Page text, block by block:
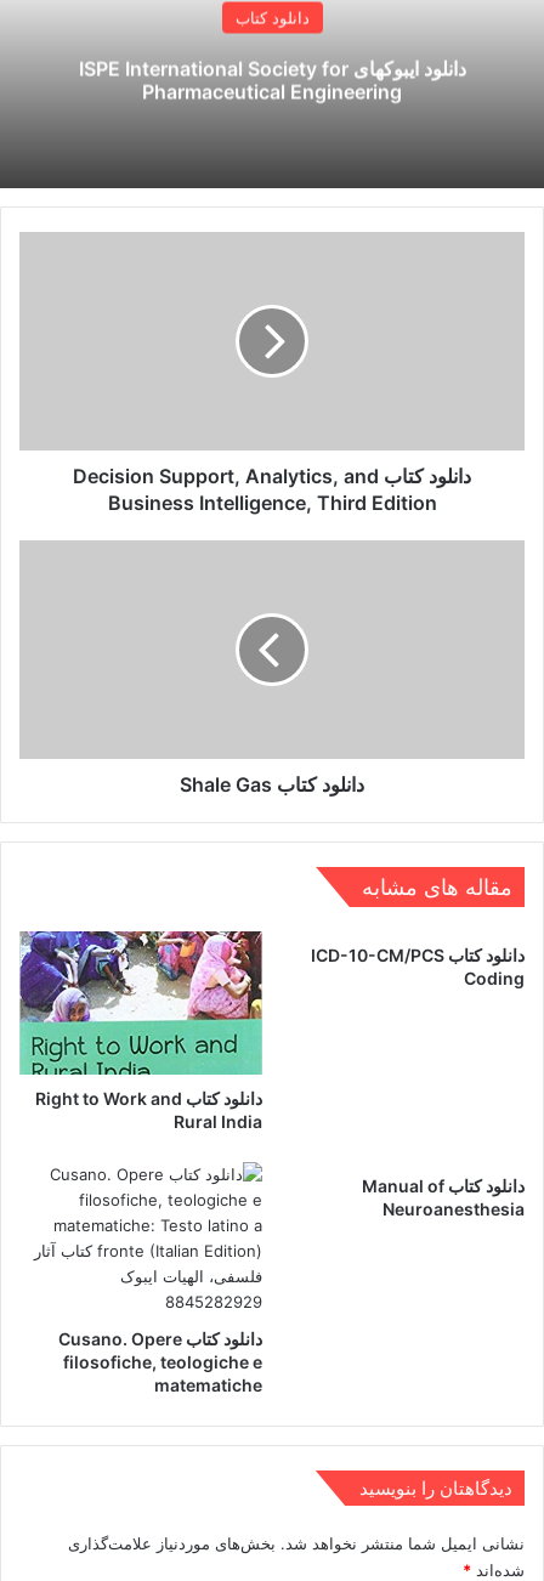
دانلود کتاب
دانلود ایبوکهای ISPE International Society for
Pharmaceutical Engineering
Third
دانلود کتاب Decision Support, Analytics, and
Business Intelligence, Third Edition
دانلود کتاب Shale Gas
مقاله های مشابه
دانلود کتاب ICD-10-CM/PCS
Coding
دانلود کتاب Right to Work and
Rural India
دانلود کتاب Manual of
Neuroanesthesia
دانلود کتاب Cusano. Opere
filosofiche, teologiche e
matematiche
دیدگاهتان را بنویسید
نشانی ایمیل شما منتشر نخواهد شد. بخش‌های موردنیاز علامت‌گذاری
شده‌اند *